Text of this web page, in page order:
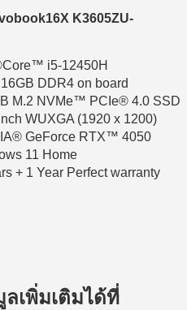
K3605ZU-
i5-12450H
DDR4 on board
M.2 NVMe™ PCIe® 4.0 SSD
WUXGA (1920 x 1200)
GeForce RTX™ 4050
11 Home
+ 1 Year Perfect warranty
เพิ่มเติมได้ที่